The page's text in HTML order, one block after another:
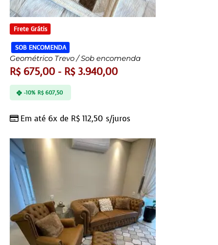
Frete Grátis
SOB ENCOMENDA
Geométrico Trevo / Sob encomenda
R$675,00 - R$3.940,00
Em até 6x de R$ 112,50 s/juros
-10% R$607,50